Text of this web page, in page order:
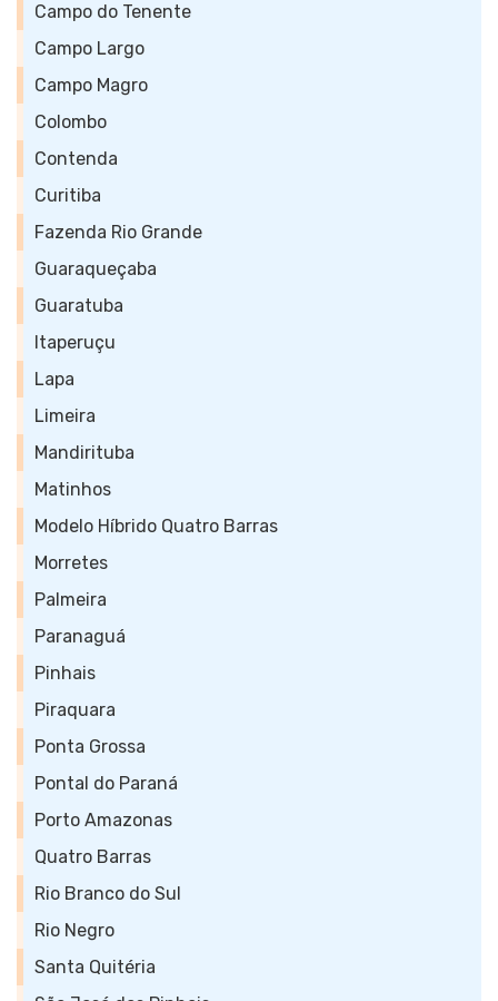
Campo do Tenente
Campo Largo
Campo Magro
Colombo
Contenda
Curitiba
Fazenda Rio Grande
Guaraqueçaba
Guaratuba
Itaperuçu
Lapa
Limeira
Mandirituba
Matinhos
Modelo Híbrido Quatro Barras
Morretes
Palmeira
Paranaguá
Pinhais
Piraquara
Ponta Grossa
Pontal do Paraná
Porto Amazonas
Quatro Barras
Rio Branco do Sul
Rio Negro
Santa Quitéria